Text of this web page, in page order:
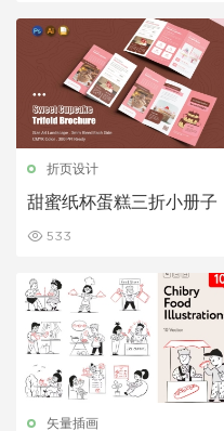
折页设计
甜蜜纸杯蛋糕三折小册子
533
矢量插画